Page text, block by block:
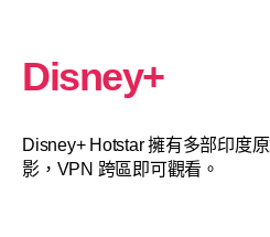
Disney+
Disney+ Hotstar 擁有多部印度
影，VPN 跨區即可觀看。